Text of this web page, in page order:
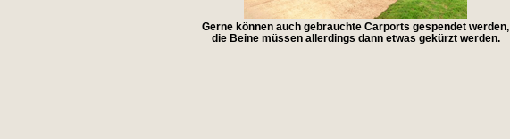
Gerne können auch gebrauchte Carports gespendet werden,
die Beine müssen allerdings dann etwas gekürzt werden.